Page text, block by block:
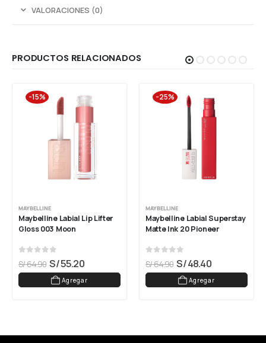
VALORACIONES (0)
PRODUCTOS RELACIONADOS
-15%
MAYBELLINE
Maybelline Labial Lip Lifter
Gloss 003 Moon
out of 5
S/64.90 S/55.20
Agregar
-25%
MAYBELLINE
Maybelline Labial Superstay
Matte Ink 20 Pioneer
out of 5
S/64.90 S/48.40
Agregar